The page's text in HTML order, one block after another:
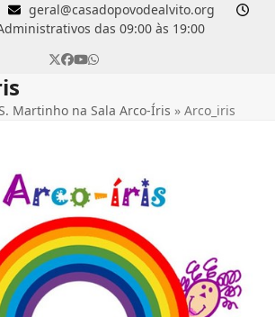
geral@casadopovodealvito.org
das 09:00 às 19:00
Twitter
Facebook
YouTube
Whatsapp
Martinho na Sala Arco-Íris »Arco_iris